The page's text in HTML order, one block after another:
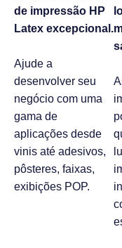
de impressão HP
Latex excepcional.
Ajude a
desenvolver seu
negócio com uma
gama de
aplicações desde
vinis até adesivos,
pôsteres, faixas,
exibições POP.